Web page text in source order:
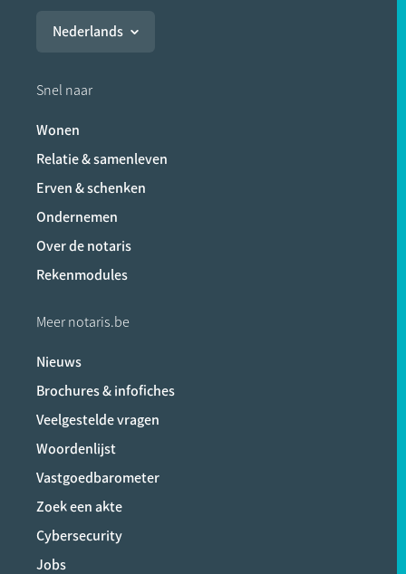
Nederlands
Snel naar
Wonen
Relatie & samenleven
Erven & schenken
Ondernemen
Over de notaris
Rekenmodules
Meer notaris.be
Nieuws
Brochures & infofiches
Veelgestelde vragen
Woordenlijst
Vastgoedbarometer
Zoek een akte
Cybersecurity
Jobs